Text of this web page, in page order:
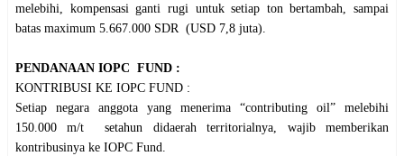
melebihi, kompensasi ganti rugi untuk setiap ton bertambah, sampai
batas maximum 5.667.000 SDR (USD 7,8 juta).
PENDANAAN IOPC FUND :
KONTRIBUSI KE IOPC FUND :
Setiap negara anggota yang menerima “contributing oil” melebihi
150.000 m/t setahun didaerah territorialnya, wajib memberikan
kontribusinya ke IOPC Fund.